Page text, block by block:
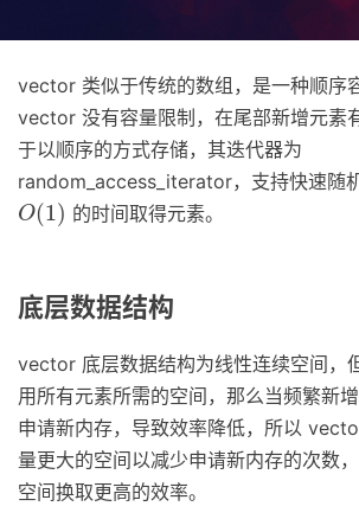
vector 类似于传统的数组，是一种顺序
vector 没有容量限制，在尾部新增元素
于以顺序的方式存储，其迭代器为
random_access_iterator，支持快速随
O(1)
O(1 ) 的时间取得元素。
底层数据结构
vector 底层数据结构为线性连续空间，
用所有元素所需的空间，那么当频繁新
申请新内存，导致效率降低，所以
量更大的空间以减少申请新内存的次数
空间换取更高的效率。